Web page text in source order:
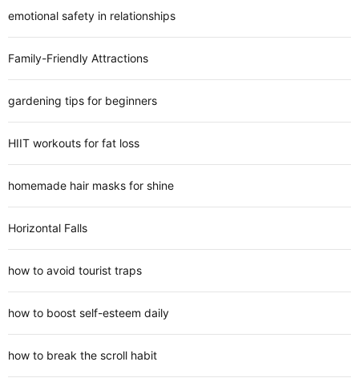
emotional safety in relationships
Family-Friendly Attractions
gardening tips for beginners
HIIT workouts for fat loss
homemade hair masks for shine
Horizontal Falls
how to avoid tourist traps
how to boost self-esteem daily
how to break the scroll habit